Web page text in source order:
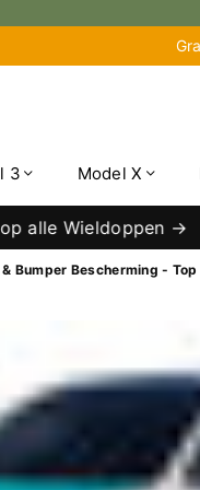
3 Model X
Wieldoppen →
Bumper Bescherming -